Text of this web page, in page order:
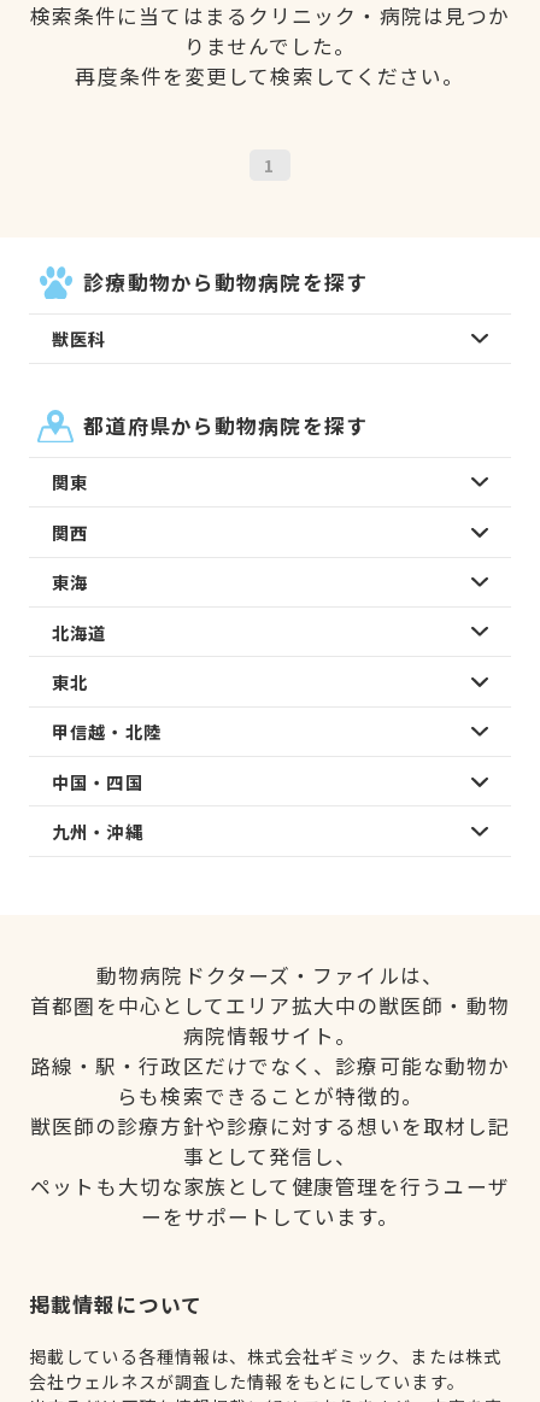
検索条件に当てはまるクリニック・病院は見つか
りませんでした。
再度条件を変更して検索してください。
1
診療動物から動物病院を探す
獣医科
都道府県から動物病院を探す
関東
関西
東海
北海道
東北
甲信越・北陸
中国・四国
九州・沖縄
動物病院ドクターズ・ファイルは、
首都圏を中心としてエリア拡大中の獣医師・動物
病院情報サイト。
路線・駅・行政区だけでなく、診療可能な動物か
らも検索できることが特徴的。
獣医師の診療方針や診療に対する想いを取材し記
事として発信し、
ペットも大切な家族として健康管理を行うユーザ
ーをサポートしています。
掲載情報について
掲載している各種情報は、株式会社ギミック、または株式
会社ウェルネスが調査した情報をもとにしています。